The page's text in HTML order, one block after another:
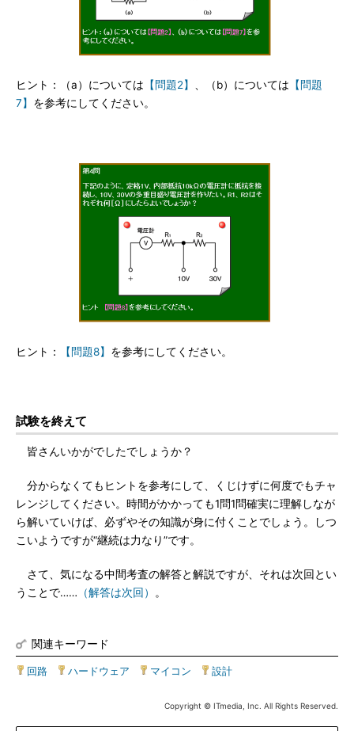
ヒント：（a）については 【問題2】 、（b）については 【問題
7】 を参考にしてください。
ヒント： 【問題8】 を参考にしてください。
試験を終えて
皆さんいかがでしたでしょうか？
分からなくてもヒントを参考にして、くじけずに何度でもチャ
レンジしてください。時間がかかっても1問1問確実に理解しなが
ら解いていけば、必ずやその知識が身に付くことでしょう。しつ
こいようですが“継続は力なり”です。
さて、気になる中間考査の解答と解説ですが、それは次回とい
うことで…… （解答は次回） 。
関連キーワード
回路 ハードウェア マイコン 設計
Copyright © ITmedia, Inc. All Rights Reserved.